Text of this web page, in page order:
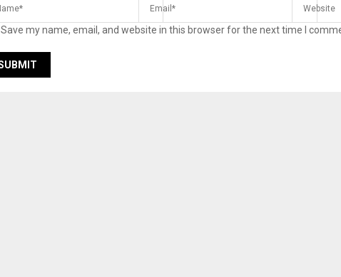
Save my name, email, and website in this browser for the next time I